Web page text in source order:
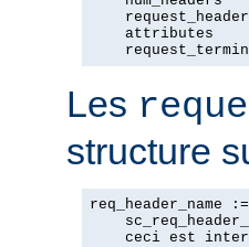
attributes
Les
structure
req_header_name :=
ceci est